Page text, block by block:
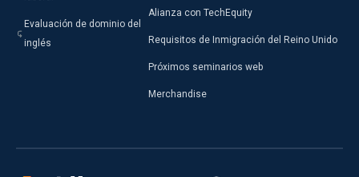
Evaluación de dominio del
inglés
Alianza con TechEquity
Requisitos de Inmigración del Reino Unido
Próximos seminarios web
Merchandise